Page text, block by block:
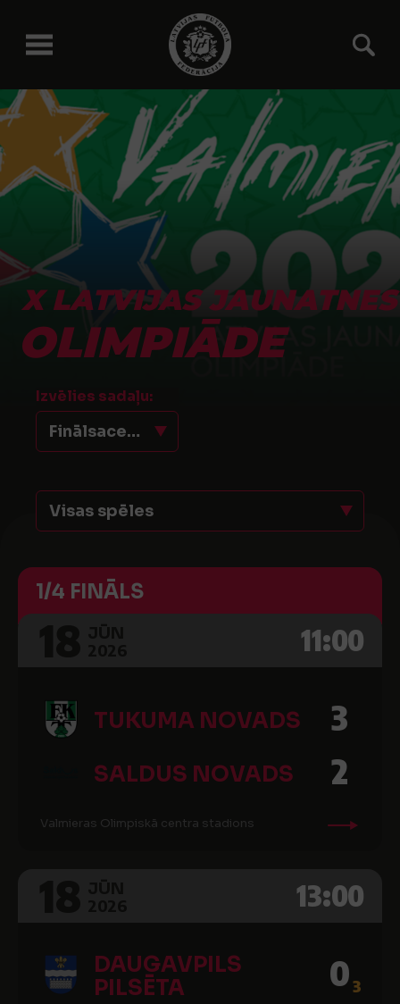
X LATVIJAS JAUNATNES
OLIMPIĀDE
Izvēlies sadaļu:
Finālsacensības jauniešiem
Visas spēles
1/4 FINĀLS
11:00
TUKUMA NOVADS 3
SALDUS NOVADS 2
Valmieras Olimpiskā centra stadions
13:00
DAUGAVPILS
PILSĒTA
03